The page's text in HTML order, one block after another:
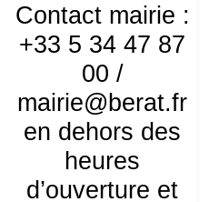
Contact mairie :
+33 5 34 47 87
00 /
mairie@berat.fr
en dehors des
heures
d’ouverture et